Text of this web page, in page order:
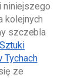
niniejszego
kolejnych
szczebla
Tychach
ze